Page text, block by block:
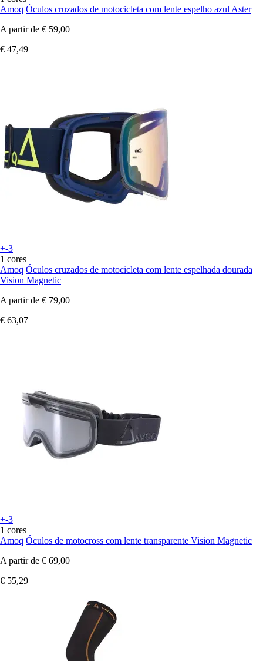
Amoq Óculos cruzados de motocicleta com lente espelho azul Aster
A partir de € 59,00
€ 47,49
+-3
1 cores
Amoq Óculos cruzados de motocicleta com lente espelhada dourada
Vision Magnetic
A partir de € 79,00
€ 63,07
+-3
1 cores
Amoq Óculos de motocross com lente transparente Vision Magnetic
A partir de € 69,00
€ 55,29